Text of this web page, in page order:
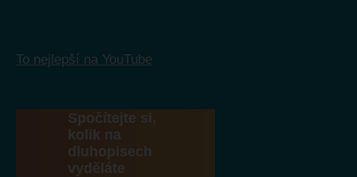
To nejlepší na YouTube
Spočítejte si,
kolik na
dluhopisech
vyděláte